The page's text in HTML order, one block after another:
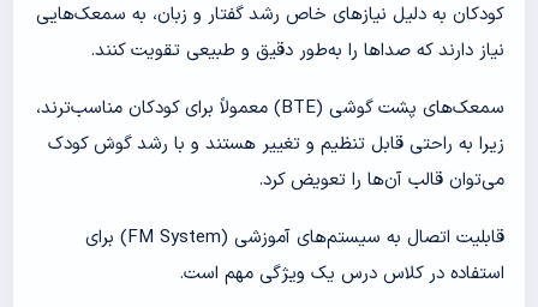
کودکان به دلیل نیازهای خاص رشد گفتار و زبان، به سمعک‌هایی
نیاز دارند که صداها را به‌طور دقیق و طبیعی تقویت کنند.
سمعک‌های پشت گوشی (BTE) معمولاً برای کودکان مناسب‌ترند،
زیرا به راحتی قابل تنظیم و تغییر هستند و با رشد گوش کودک
می‌توان قالب آن‌ها را تعویض کرد.
قابلیت اتصال به سیستم‌های آموزشی (FM System) برای
استفاده در کلاس درس یک ویژگی مهم است.